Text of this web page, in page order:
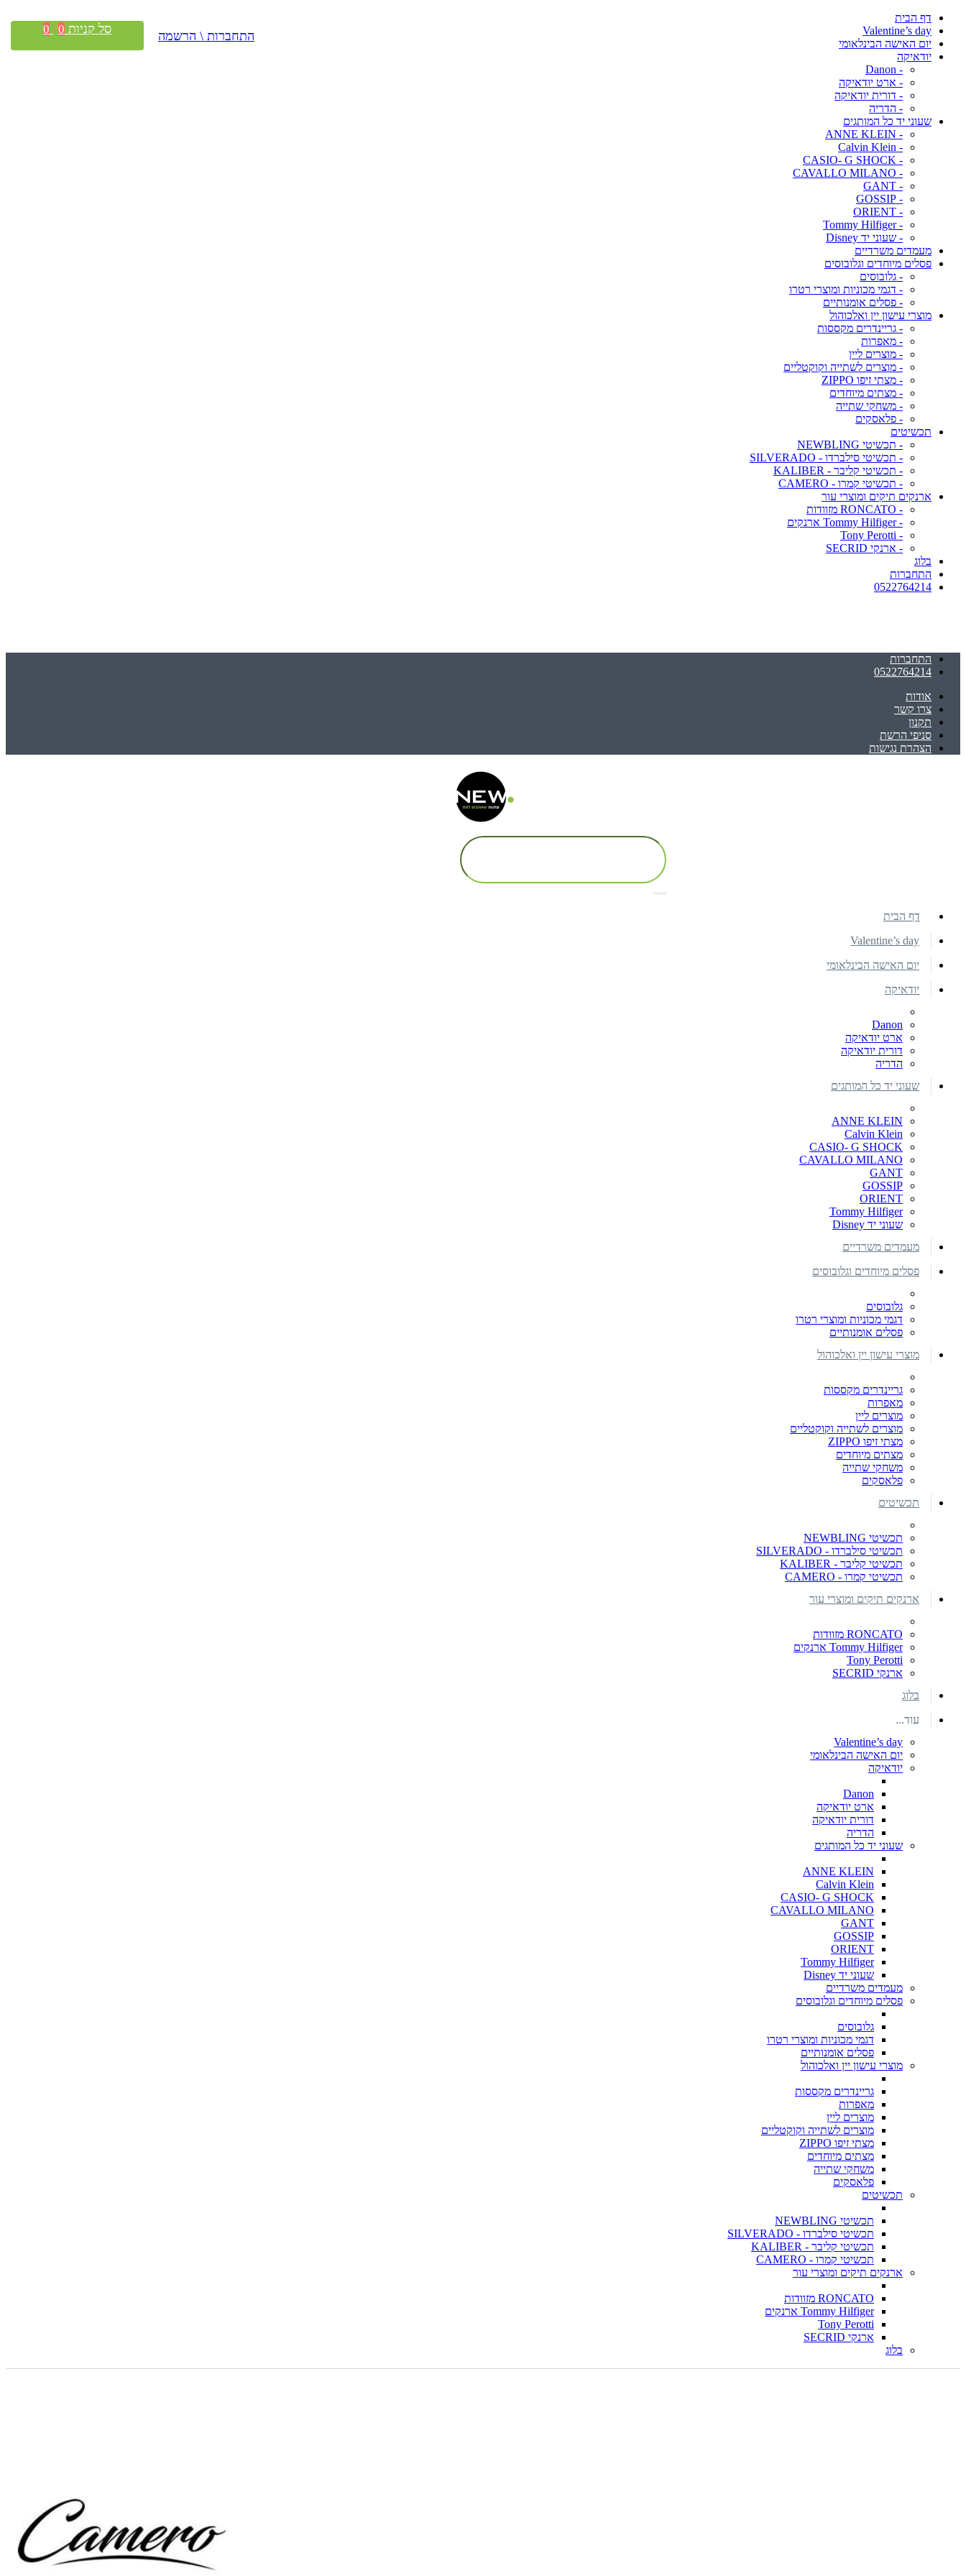
דף הבית
Valentine’s day
יום האישה הבינלאומי
יודאיקה
- Danon
- ארט יודאיקה
- דורית יודאיקה
- הדריה
שעוני יד כל המותגים
- ANNE KLEIN
- Calvin Klein
- CASIO- G SHOCK
- CAVALLO MILANO
- GANT
- GOSSIP
- ORIENT
- Tommy Hilfiger
- שעוני יד Disney
מעמדים משרדיים
פסלים מיוחדים וגלובוסים
- גלובוסים
- דגמי מכוניות ומוצרי רטרו
- פסלים אומנותיים
מוצרי עישון יין ואלכוהול
- גריינדרים מקססות
- מאפרות
- מוצרים ליין
- מוצרים לשתייה וקוקטליים
- מצתי זיפו ZIPPO
- מצתים מיוחדים
- משחקי שתייה
- פלאסקים
תכשיטים
- תכשיטי NEWBLING
- תכשיטי סילברדו - SILVERADO
- תכשיטי קליבר - KALIBER
- תכשיטי קמרו - CAMERO
ארנקים תיקים ומוצרי עור
- RONCATO מזוודות
- Tommy Hilfiger ארנקים
- Tony Perotti
- ארנקי SECRID
בלוג
התחברות
0522764214
התחברות
0522764214
אודות
צרו קשר
תקנון
סניפי הרשת
הצהרת נגישות
התחברות \ הרשמה סל קניות 0
0
דף הבית
Valentine’s day
יום האישה הבינלאומי
יודאיקה
Danon
ארט יודאיקה
דורית יודאיקה
הדריה
שעוני יד כל המותגים
ANNE KLEIN
Calvin Klein
CASIO- G SHOCK
CAVALLO MILANO
GANT
GOSSIP
ORIENT
Tommy Hilfiger
שעוני יד Disney
מעמדים משרדיים
פסלים מיוחדים וגלובוסים
גלובוסים
דגמי מכוניות ומוצרי רטרו
פסלים אומנותיים
מוצרי עישון יין ואלכוהול
גריינדרים מקססות
מאפרות
מוצרים ליין
מוצרים לשתייה וקוקטליים
מצתי זיפו ZIPPO
מצתים מיוחדים
משחקי שתייה
פלאסקים
תכשיטים
תכשיטי NEWBLING
תכשיטי סילברדו - SILVERADO
תכשיטי קליבר - KALIBER
תכשיטי קמרו - CAMERO
ארנקים תיקים ומוצרי עור
RONCATO מזוודות
Tommy Hilfiger ארנקים
Tony Perotti
ארנקי SECRID
בלוג
עוד...
Valentine’s day
יום האישה הבינלאומי
יודאיקה
Danon
ארט יודאיקה
דורית יודאיקה
הדריה
שעוני יד כל המותגים
ANNE KLEIN
Calvin Klein
CASIO- G SHOCK
CAVALLO MILANO
GANT
GOSSIP
ORIENT
Tommy Hilfiger
שעוני יד Disney
מעמדים משרדיים
פסלים מיוחדים וגלובוסים
גלובוסים
דגמי מכוניות ומוצרי רטרו
פסלים אומנותיים
מוצרי עישון יין ואלכוהול
גריינדרים מקססות
מאפרות
מוצרים ליין
מוצרים לשתייה וקוקטליים
מצתי זיפו ZIPPO
מצתים מיוחדים
משחקי שתייה
פלאסקים
תכשיטים
תכשיטי NEWBLING
תכשיטי סילברדו - SILVERADO
תכשיטי קליבר - KALIBER
תכשיטי קמרו - CAMERO
ארנקים תיקים ומוצרי עור
RONCATO מזוודות
Tommy Hilfiger ארנקים
Tony Perotti
ארנקי SECRID
בלוג